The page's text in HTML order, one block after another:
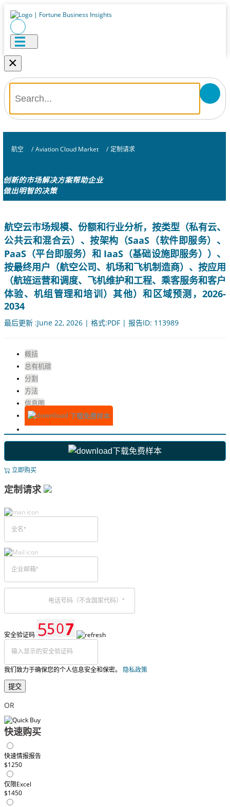
×
航空 / Aviation Cloud Market / 定制请求
创新的市场解决方案帮助企业
做出明智的决策
航空云市场规模、份额和行业分析，按类型（私有云、
公共云和混合云）、按架构（SaaS（软件即服务）、
PaaS（平台即服务）和 IaaS（基础设施即服务））、
按最终用户（航空公司、机场和飞机制造商）、按应用
（航班运营和调度、飞机维护和工程、乘客服务和客户
体验、机组管理和培训）其他）和区域预测，2026-
2034
最后更新 :June 22, 2026 | 格式:PDF | 报告ID: 113989
概括
总有机碳
分割
方法
信息图
下载免费样本
下载免费样本
立即购买
定制请求
安全验证码
我们致力于确保您的个人信息安全和保密。 隐私政策
提交
OR
快速购买
快速情报报告
$1250
仅限Excel
$1450